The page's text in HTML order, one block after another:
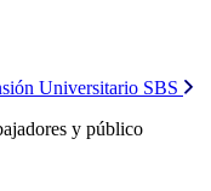
Universitario SBS
y público